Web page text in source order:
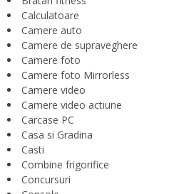
Calculatoare
Camere auto
Camere de supraveghere
Camere foto
Camere foto Mirrorless
Camere video
Camere video actiune
Carcase PC
Casa si Gradina
Casti
Combine frigorifice
Concursuri